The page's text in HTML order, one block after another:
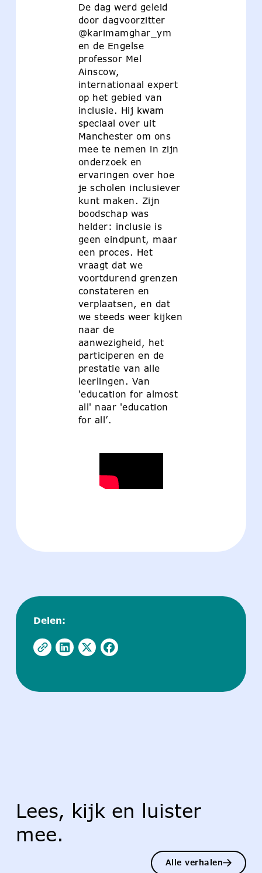
Delen:
De dag werd geleid
door dagvoorzitter
@karimamghar_ym
en de Engelse
professor Mel
Ainscow,
internationaal expert
op het gebied van
inclusie. Hij kwam
speciaal over uit
Manchester om ons
mee te nemen in zijn
onderzoek en
ervaringen over hoe
je scholen inclusiever
kunt maken. Zijn
boodschap was
helder: inclusie is
geen eindpunt, maar
een proces. Het
vraagt dat we
voortdurend grenzen
constateren en
verplaatsen, en dat
we steeds weer kijken
naar de
aanwezigheid, het
participeren en de
prestatie van alle
leerlingen. Van
'education for almost
all' naar 'education
for all’.
Lees, kijk en luister
mee.
Alle verhalen